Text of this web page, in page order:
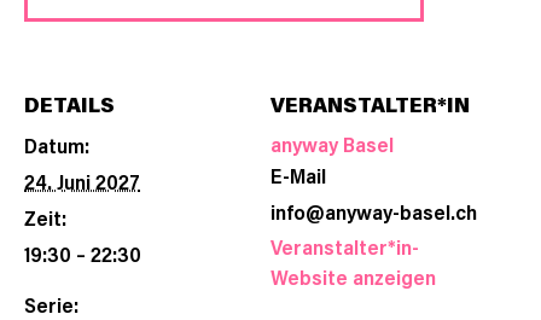
DETAILS
Datum:
24. Juni 2027
Zeit:
19:30 – 22:30
Serie:
VERANSTALTER*IN
anyway Basel
E-Mail
info@anyway-basel.ch
Veranstalter*in-
Website anzeigen